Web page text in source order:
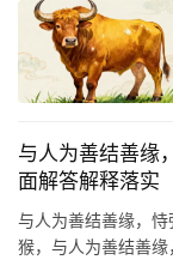
与人为善结善缘
面解答解释落实
与人为善结善缘，
猴，与人为善结善缘